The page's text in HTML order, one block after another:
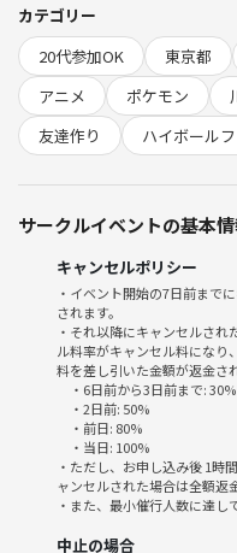
19:40 ドリルに取り組み
20:10 解答確認
20:20 まとめ
20:30 解散
・20代の方（同世代の交流を楽
【参加費】
500円（早割あり）
*別途、お店での飲食代はご
【開催場所】
シェイクシャック アトレ恵比寿
https://shakeshack.jp/
【持ち物】
筆記用具、ノート
カテゴリー
20代参加OK
東京都
アニメ
ポケモン
友達作り
ハイボール
サークルイベントの基本
キャンセルポリシー
・イベント開始の7日前まで
されます。
・それ以降にキャンセルさ
ル料率がキャンセル料になり
料を差し引いた金額が返金さ
・6日前から3日前まで: 30%
・2日前: 50%
・前日: 80%
・当日: 100%
・ただし、お申し込み後 1時
ャンセルされた場合は全額返
・また、最小催行人数に達
中止の場合